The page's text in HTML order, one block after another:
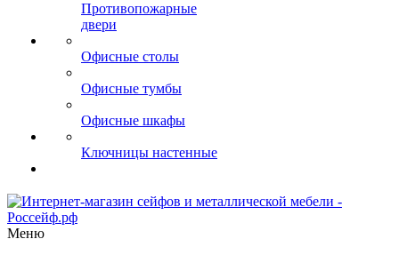
Противопожарные
двери
Офисные столы
Офисные тумбы
Офисные шкафы
Ключницы настенные
Меню